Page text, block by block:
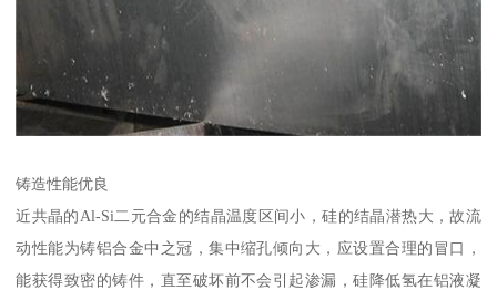
铸造性能优良
近共晶的Al-Si二元合金的结晶温度区间小，硅的结晶潜热大，故流
动性能为铸铝合金中之冠，集中缩孔倾向大，应设置合理的冒口，
能获得致密的铸件，直至破坏前不会引起渗漏，硅降低氢在铝液凝